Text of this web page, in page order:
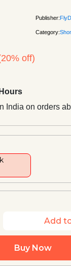
Publisher:
Category:
off)
India on orders
Add
Buy Now